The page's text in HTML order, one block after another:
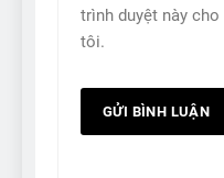
trình duyệt này
tôi.